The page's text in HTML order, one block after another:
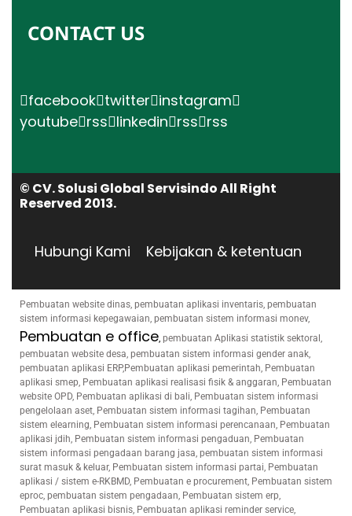
CONTACT US
facebook twitter instagram
youtube rss linkedin rss rss
© CV. Solusi Global Servisindo All Right
Reserved 2013.
Hubungi Kami Kebijakan & ketentuan
Pembuatan website dinas, pembuatan aplikasi inventaris, pembuatan
sistem informasi kepegawaian, pembuatan sistem informasi monev,
Pembuatan e office, pembuatan Aplikasi statistik sektoral,
pembuatan website desa, pembuatan sistem informasi gender anak,
pembuatan aplikasi ERP,Pembuatan aplikasi pemerintah, Pembuatan
aplikasi smep, Pembuatan aplikasi realisasi fisik & anggaran, Pembuatan
website OPD, Pembuatan aplikasi di bali, Pembuatan sistem informasi
pengelolaan aset, Pembuatan sistem informasi tagihan, Pembuatan
sistem elearning, Pembuatan sistem informasi perencanaan, Pembuatan
aplikasi jdih, Pembuatan sistem informasi pengaduan, Pembuatan
sistem informasi pengadaan barang jasa, pembuatan sistem informasi
surat masuk & keluar, Pembuatan sistem informasi partai, Pembuatan
aplikasi / sistem e-RKBMD, Pembuatan e procurement, Pembuatan sistem
eproc, pembuatan sistem pengadaan, Pembuatan sistem erp,
Pembuatan aplikasi bisnis, Pembuatan aplikasi reminder service,